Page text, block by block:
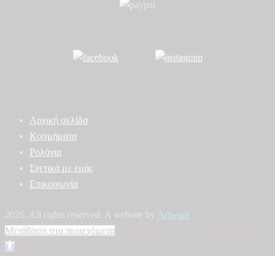
Αρχική σελίδα
Κοσμήματα
Ρολόγια
Σχετικά με εμάς
Επικοινωνία
2026. All rights reserved. A website by Artware
Μετάβαση στο περιεχόμενο
Ανοίξτε